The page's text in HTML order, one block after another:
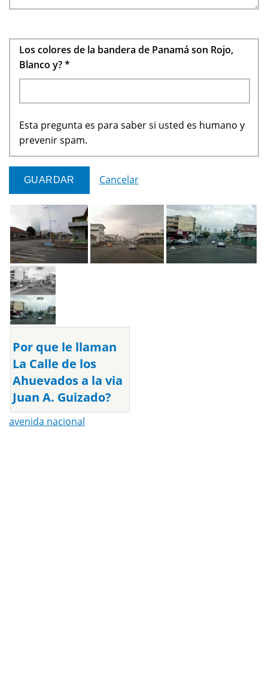
Los colores de la bandera de Panamá son Rojo,
Blanco y?*
Esta pregunta es para saber si usted es humano y
prevenir spam.
Cancelar
Por que le llaman
La Calle de los
Ahuevados a la via
Juan A. Guizado?
avenida nacional